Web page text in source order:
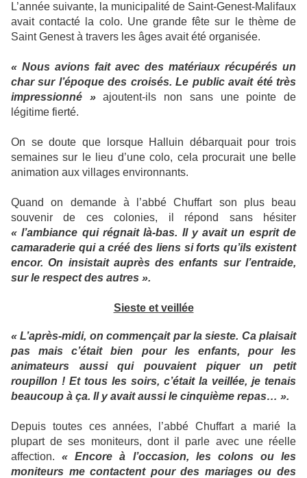
L’année suivante, la municipalité de Saint-Genest-Malifaux
avait contacté la colo. Une grande fête sur le thème de
Saint Genest à travers les âges avait été organisée.
« Nous avions fait avec des matériaux récupérés un
char sur l’époque des croisés. Le public avait été très
impressionné »ajoutent-ils non sans une pointe de
légitime fierté.
On se doute que lorsque Halluin débarquait pour trois
semaines sur le lieu d’une colo, cela procurait une belle
animation aux villages environnants.
Quand on demande à l’abbé Chuffart son plus beau
souvenir de ces colonies, il répond sans hésiter
« l’ambiance qui régnait là-bas. Il y avait un esprit de
camaraderie qui a créé des liens si forts qu’ils existent
encor. On insistait auprès des enfants sur l’entraide,
sur le respect des autres ».
Sieste et veillée
« L’après-midi, on commençait par la sieste. Ca plaisait
pas mais c’était bien pour les enfants, pour les
animateurs aussi qui pouvaient piquer un petit
roupillon ! Et tous les soirs, c’était la veillée, je tenais
beaucoup à ça. Il y avait aussi le cinquième repas… ».
Depuis toutes ces années, l’abbé Chuffart a marié la
plupart de ses moniteurs, dont il parle avec une réelle
affection.« Encore à l’occasion, les colons ou les
moniteurs me contactent pour des mariages ou des